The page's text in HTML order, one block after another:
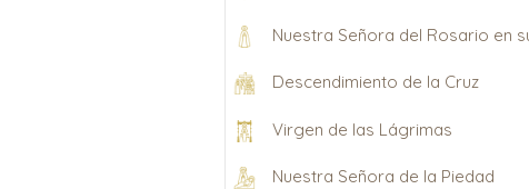
Nuestra Señora del Rosario en
Descendimiento de la Cruz
Virgen de las Lágrimas
Nuestra Señora de la Piedad